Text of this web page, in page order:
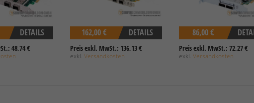
DETAILS
48,74 €
DETAILS
162,00 €
Preis exkl. MwSt.: 136,13 €
exkl. Versandkosten
86,00 €
Preis exkl. MwSt.: 72,27 €
exkl. Versandkosten